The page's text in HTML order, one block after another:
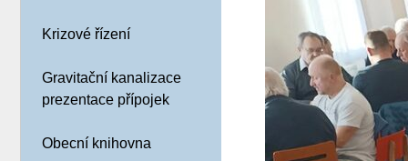
Krizové řízení
Gravitační kanalizace
prezentace přípojek
Obecní knihovna